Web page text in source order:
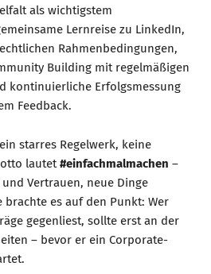
als wichtigstem
Lernreise zu LinkedIn,
Rahmenbedingungen,
Building mit regelmäßigen
kontinuierliche Erfolgsmessung
Feedback.
starres Regelwerk, keine
lautet #einfachmalmachen –
Vertrauen, neue Dinge
es auf den Punkt: Wer
gegenliest, sollte erst an der
– bevor er ein Corporate-